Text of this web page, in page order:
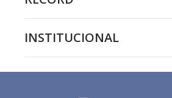
INSTITUCIONAL